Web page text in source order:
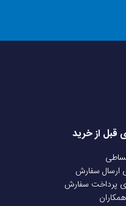
ویدئو کامل و بدون برش از
در صورت نصب غیر اصولی یا
قبل از خرید
ارسال سفارش
پرداخت سفارش